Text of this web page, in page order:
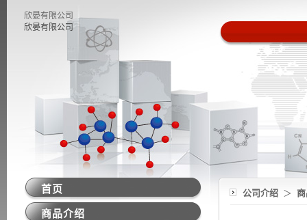
欣晏有限公司
欣晏有限公司
公司介绍 ＞
首页
商品介绍